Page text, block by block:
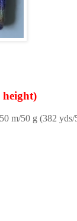
height)
m/50 g (382 yds/